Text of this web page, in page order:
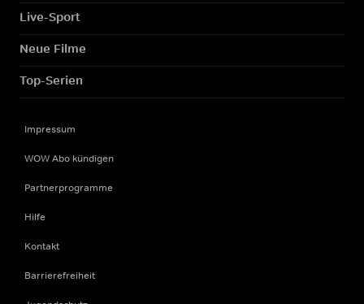
Live-Sport
Neue Filme
Top-Serien
Impressum
WOW Abo kündigen
Partnerprogramme
Hilfe
Kontakt
Barrierefreiheit